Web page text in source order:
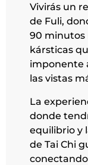
Vivirás un
de Fuli,
90 minutos
kársticas
imponente
las vistas
La
donde
equilibrio y
de Tai Chi